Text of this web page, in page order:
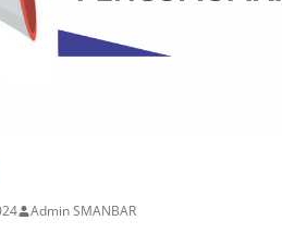
Admin SMANBAR